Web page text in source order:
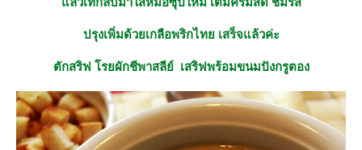
ปรุงเพิ่มด้วยเกลือพริกไทย เสร็จแล้วค่ะ
ตักสริฟ โรยผักชีพาสลีย์ เสริฟพร้อมขนมปังกรูตอง